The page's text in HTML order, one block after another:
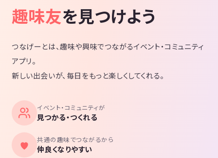
趣味友を見つけよう
つなげーとは、趣味や興味でつながるイベント・コミュニティ
アプリ。
新しい出会いが、毎日をもっと楽しくしてくれる。
イベント・コミュニティが
見つかる・つくれる
共通の趣味でつながるから
仲良くなりやすい